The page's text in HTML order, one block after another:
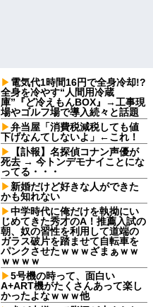
電気代1時間16円で全身冷却!?
全身を冷やす“人間用冷蔵
庫”『ど冷えもんBOX』→工事現
場やゴルフ場で導入続々と話題
弁当屋「消費税減税しても値
下げなんてしないよ」←これ！
【訃報】名探偵コナン声優が
死去 → 今トンデモナイことにな
ってる・・・
新婚だけど好きな人ができた
かも知れない
中学時代に俺だけを執拗にい
じめてきた秀才のA！推薦入試の
朝、奴の習性を利用して道端の
ガラス破片を踏ませて自転車を
パンクさせたｗｗｗざまぁｗｗ
ｗｗｗｗ
5号機の時って、面白い
A+ART機がたくさんあって楽し
かったよなｗｗｗ他